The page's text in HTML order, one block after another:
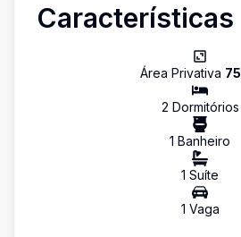
Características
Área Privativa 75
2 Dormitórios
1 Banheiro
1 Suíte
1 Vaga